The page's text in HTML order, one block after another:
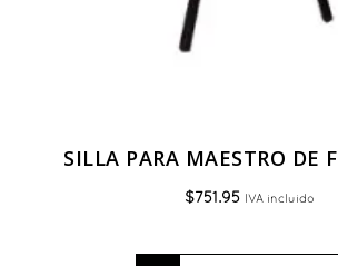
SILLA PARA MAESTRO DE
$751.95 IVA incluido